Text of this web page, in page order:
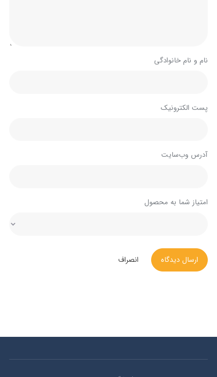
نام و نام خانوادگی
پست الکترونیک
آدرس وب‌سایت
امتیاز شما به محصول
ارسال دیدگاه انصراف